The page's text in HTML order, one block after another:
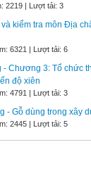
2219 | Lượt tải: 3
kiểm tra môn Địa
6321 | Lượt tải: 6
- Chương 3: Tổ chức
độ xiên
4791 | Lượt tải: 3
- Gỗ dùng trong xây
2445 | Lượt tải: 5